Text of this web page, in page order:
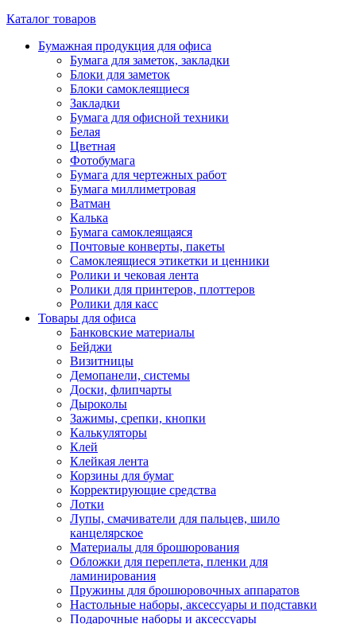
Каталог товаров
Бумажная продукция для офиса
Бумага для заметок, закладки
Блоки для заметок
Блоки самоклеящиеся
Закладки
Бумага для офисной техники
Белая
Цветная
Фотобумага
Бумага для чертежных работ
Бумага миллиметровая
Ватман
Калька
Бумага самоклеящаяся
Почтовые конверты, пакеты
Самоклеящиеся этикетки и ценники
Ролики и чековая лента
Ролики для принтеров, плоттеров
Ролики для касс
Товары для офиса
Банковские материалы
Бейджи
Визитницы
Демопанели, системы
Доски, флипчарты
Дыроколы
Зажимы, срепки, кнопки
Калькуляторы
Клей
Клейкая лента
Корзины для бумаг
Корректирующие средства
Лотки
Лупы, смачиватели для пальцев, шило
канцелярское
Материалы для брошюрования
Обложки для переплета, пленки для
ламинирования
Пружины для брошюровочных аппаратов
Настольные наборы, аксессуары и подставки
Подарочные наборы и аксессуары